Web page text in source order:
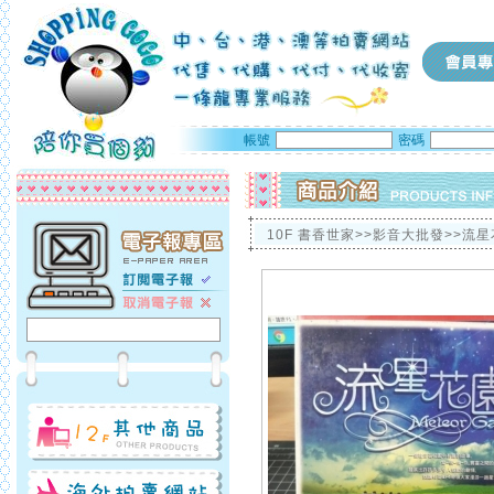
帳號 密碼
10F 書香世家>>影音大批發>>流星